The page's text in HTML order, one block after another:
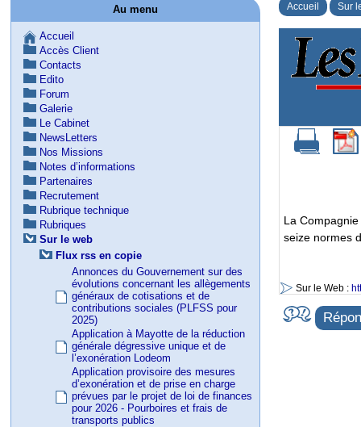
Accueil Sur
La
seize normes
Sur le Web :
Au menu
Accueil
Accès Client
Contacts
Edito
Forum
Galerie
Le Cabinet
NewsLetters
Nos Missions
Notes d’informations
Partenaires
Recrutement
Rubrique technique
Rubriques
Sur le web
Flux rss en copie
Annonces du Gouvernement sur des
évolutions concernant les allègements
généraux de cotisations et de
contributions sociales (PLFSS pour
2025)
Application à Mayotte de la réduction
générale dégressive unique et de
l’exonération Lodeom
Application provisoire des mesures
d’exonération et de prise en charge
prévues par le projet de loi de finances
pour 2026 - Pourboires et frais de
transports publics